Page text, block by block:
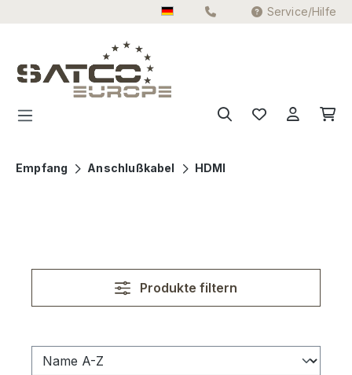
Zum Hauptinhalt springen Service/Hilfe
Empfang Anschlußkabel HDMI
Produkte filtern